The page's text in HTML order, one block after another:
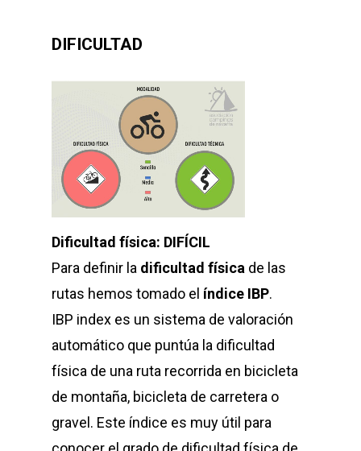
DIFICULTAD
Dificultad física: DIFÍCIL
Para definir la dificultad física de las
rutas hemos tomado el índice IBP.
IBP index es un sistema de valoración
automático que puntúa la dificultad
física de una ruta recorrida en bicicleta
de montaña, bicicleta de carretera o
gravel. Este índice es muy útil para